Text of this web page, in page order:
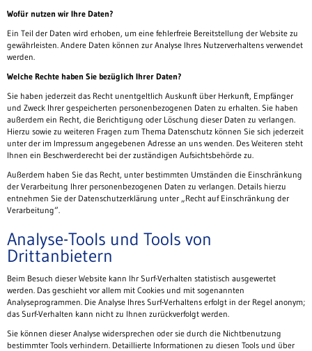
Wofür nutzen wir Ihre Daten?
Ein Teil der Daten wird erhoben, um eine fehlerfreie Bereitstellung der Website zu
gewährleisten. Andere Daten können zur Analyse Ihres Nutzerverhaltens verwendet
werden.
Welche Rechte haben Sie bezüglich Ihrer Daten?
Sie haben jederzeit das Recht unentgeltlich Auskunft über Herkunft, Empfänger
und Zweck Ihrer gespeicherten personenbezogenen Daten zu erhalten. Sie haben
außerdem ein Recht, die Berichtigung oder Löschung dieser Daten zu verlangen.
Hierzu sowie zu weiteren Fragen zum Thema Datenschutz können Sie sich jederzeit
unter der im Impressum angegebenen Adresse an uns wenden. Des Weiteren steht
Ihnen ein Beschwerderecht bei der zuständigen Aufsichtsbehörde zu.
Außerdem haben Sie das Recht, unter bestimmten Umständen die Einschränkung
der Verarbeitung Ihrer personenbezogenen Daten zu verlangen. Details hierzu
entnehmen Sie der Datenschutzerklärung unter „Recht auf Einschränkung der
Verarbeitung“.
Analyse-Tools und Tools von
Drittanbietern
Beim Besuch dieser Website kann Ihr Surf-Verhalten statistisch ausgewertet
werden. Das geschieht vor allem mit Cookies und mit sogenannten
Analyseprogrammen. Die Analyse Ihres Surf-Verhaltens erfolgt in der Regel anonym;
das Surf-Verhalten kann nicht zu Ihnen zurückverfolgt werden.
Sie können dieser Analyse widersprechen oder sie durch die Nichtbenutzung
bestimmter Tools verhindern. Detaillierte Informationen zu diesen Tools und über